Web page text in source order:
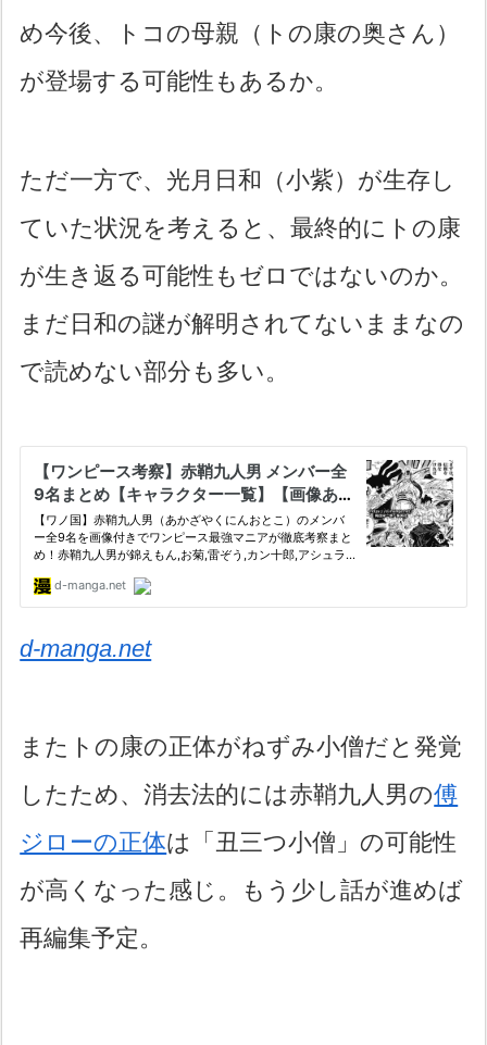
め今後、トコの母親（トの康の奥さん）
が登場する可能性もあるか。
ただ一方で、光月日和（小紫）が生存し
ていた状況を考えると、最終的にトの康
が生き返る可能性もゼロではないのか。
まだ日和の謎が解明されてないままなの
で読めない部分も多い。
d-manga.net
またトの康の正体がねずみ小僧だと発覚
したため、消去法的には赤鞘九人男の傅
ジローの正体は「丑三つ小僧」の可能性
が高くなった感じ。もう少し話が進めば
再編集予定。